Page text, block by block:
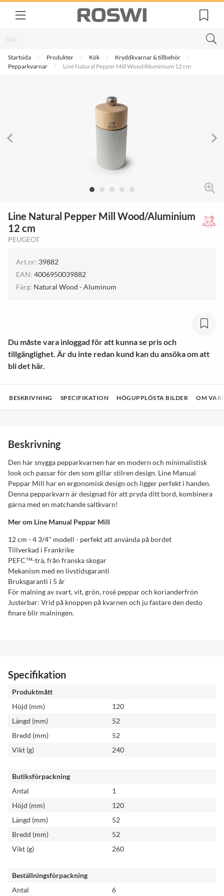
Startsida Produkter Kök
Kryddkvarnar & tillbehör
Pepparkvarnar
Line Natural Pepper Mill Wood/Aluminium 12 cm
Line Natural Pepper Mill Wood/Aluminium
12 cm
PEUGEOT
Art.nr: 39882
EAN: 4006950039882
Färg: Natural Wood - Aluminum
Du måste vara inloggad för att kunna se pris och
tillgänglighet. Är du inte redan kund kan du ansöka om att
bli det här.
BESKRIVNING SPECIFIKATION HÖGUPPLÖSTA BILDER OM
Beskrivning
Den här snygga pepparkvarnen har en modern och minimalistisk
look och passar för den som gillar stilren design. Line Manual
Peppar Mill har en ergonomisk design och ligger perfekt i handen.
Denna pepparkvarn är designad för att pryda ditt bord, kombinera
gärna med en matchande saltkvarn!
Mer om Line Manual Peppar Mill
12 cm - 4 3/4" modell - perfekt att använda på bordet
Tillverkad i Frankrike
PEFC™-trä, från franska skogar
Mekanism med en livstidsgaranti
Bruksgaranti i 5 år
För malning av svart, vit, grön, rosé peppar och korianderfrön
Justerbar: Vrid på knoppen på kvarnen och ju fastare den desto
finare blir malningen.
Specifikation
Produktmått
Höjd (mm)
120
Längd (mm)
52
Bredd (mm)
52
Vikt (g)
240
Butiksförpackning
Antal
1
Höjd (mm)
120
Längd (mm)
52
Bredd (mm)
52
Vikt (g)
260
Beställningsförpackning
Antal
6